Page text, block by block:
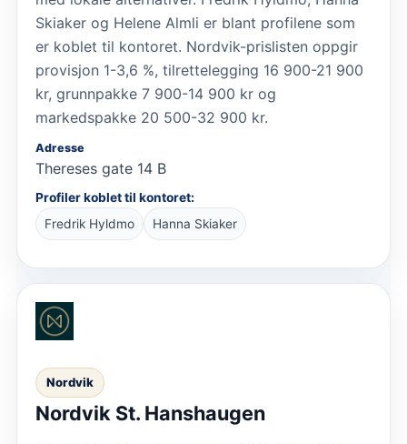
Skiaker og Helene Almli er blant profilene som
er koblet til kontoret. Nordvik-prislisten oppgir
provisjon 1-3,6 %, tilrettelegging 16 900-21 900
kr, grunnpakke 7 900-14 900 kr og
markedspakke 20 500-32 900 kr.
Adresse
Thereses gate 14 B
Profiler koblet til kontoret:
Fredrik Hyldmo
Hanna Skiaker
Nordvik
Nordvik St. Hanshaugen